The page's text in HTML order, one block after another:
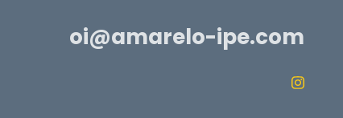
oi@amarelo-ipe.com